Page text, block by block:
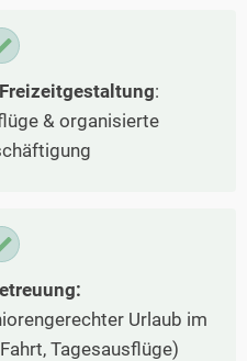
:
& organisierte
Urlaub im
Tagesausflüge)